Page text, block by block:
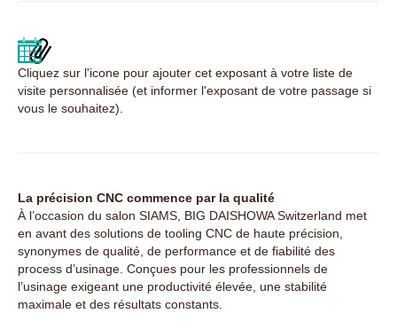
Cliquez sur l'icone pour ajouter cet exposant à votre liste de
visite personnalisée (et informer l'exposant de votre passage si
vous le souhaitez).
La précision CNC commence par la qualité
À l’occasion du salon SIAMS, BIG DAISHOWA Switzerland met
en avant des solutions de tooling CNC de haute précision,
synonymes de qualité, de performance et de fiabilité des
process d’usinage. Conçues pour les professionnels de
l’usinage exigeant une productivité élevée, une stabilité
maximale et des résultats constants.